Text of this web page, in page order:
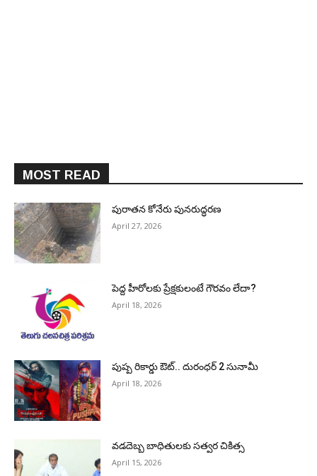
MOST READ
పురాత‌న కోనేరు పున‌రుద్ధ‌ర‌ణ
April 27, 2026
పెద్ద హీరోల‌కు ప్రేక్ష‌కులంటే గౌర‌వం లేదా?
April 18, 2026
పుష్ప రికార్డు ఔట్‌.. దురంధ‌ర్ 2 సునామీ
April 18, 2026
వడదెబ్బ బాధితులకు సత్వర చికిత్స
April 15, 2026